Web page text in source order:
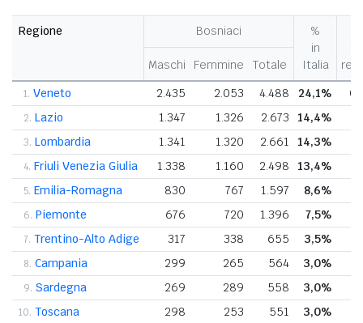
Regione Bosniaci
%
in
Italia
Maschi Femmine Totale
1. Veneto 2.435 2.053 4.488 24,1%
2. Lazio 1.347 1.326 2.673 14,4%
3. Lombardia 1.341 1.320 2.661 14,3%
4. Friuli Venezia Giulia 1.338 1.160 2.498 13,4%
5. Emilia-Romagna 830 767 1.597 8,6%
6. Piemonte 676 720 1.396 7,5%
7. Trentino-Alto Adige 317 338 655 3,5%
8. Campania 299 265 564 3,0%
9. Sardegna 269 289 558 3,0%
10. Toscana 298 253 551 3,0%